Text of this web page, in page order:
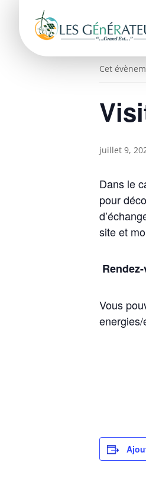
« Tous les
Cet
juillet 9,
Dans le
pour
site et
Vous